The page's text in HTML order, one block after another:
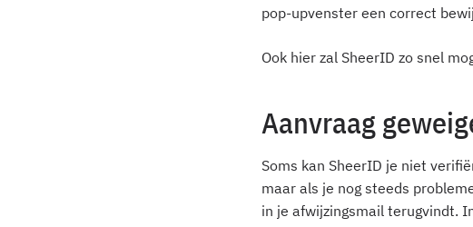
pop-upvenster een correct
Ook hier zal SheerID zo snel
Aanvraag
Soms kan SheerID je niet
maar als je nog steeds
in je afwijzingsmail terugvindt.